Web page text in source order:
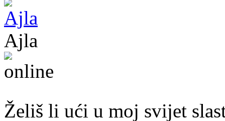
Ajla
Želiš li ući u moj svijet